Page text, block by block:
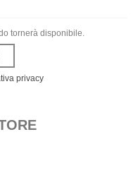
tornerà disponibile.
privacy